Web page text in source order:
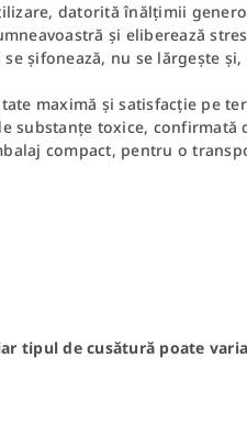
datorită înălțimii
și eliberează
șifonează, nu se lărgește
maximă și satisfacție pe
toxice, confirmată
compact, pentru o
tipul de cusătură poate